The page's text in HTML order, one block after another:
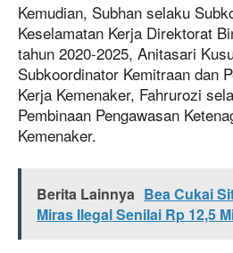
Kemudian, Subhan selaku
Keselamatan Kerja Direktorat
tahun 2020-2025, Anitasari
Subkoordinator Kemitraan dan
Kerja Kemenaker, Fahrurozi
Pembinaan Pengawasan
Kemenaker.
Berita Lainnya Bea Cukai
Miras Ilegal Senilai Rp 12,5